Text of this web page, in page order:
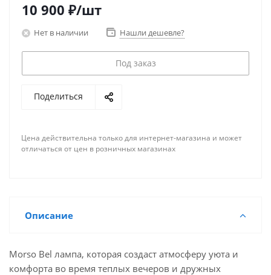
10 900 ₽/шт
Нет в наличии Нашли дешевле?
Под заказ
Поделиться
Цена действительна только для интернет-магазина и может
отличаться от цен в розничных магазинах
Описание
Morso Bel лампа, которая создаст атмосферу уюта и
комфорта во время теплых вечеров и дружных